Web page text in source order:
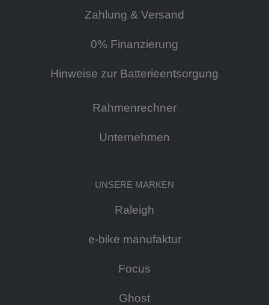
Zahlung & Versand
0% Finanzierung
Hinweise zur Batterieentsorgung
Rahmenrechner
Unternehmen
UNSERE MARKEN
Raleigh
e-bike manufaktur
Focus
Ghost